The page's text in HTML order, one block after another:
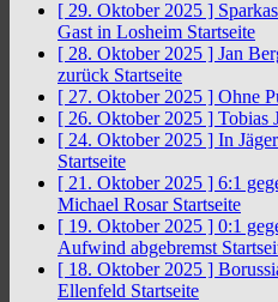
[ 29. Oktober 2025 ]
Gast in Losheim Startseite
[ 28. Oktober 2025 ] Jan
zurück Startseite
[ 27. Oktober 2025 ] Ohne
[ 26. Oktober 2025 ] Tobias
[ 24. Oktober 2025 ] In
Startseite
[ 21. Oktober 2025 ] 6:1
Michael Rosar Startseite
[ 19. Oktober 2025 ] 0:1
Aufwind abgebremst
[ 18. Oktober 2025 ]
Ellenfeld Startseite